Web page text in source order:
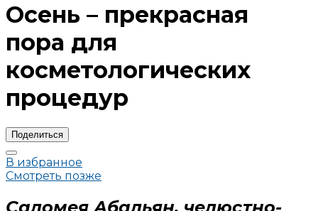
Осень – прекрасная
пора для
косметологических
процедур
Поделиться
В избранное
Смотреть позже